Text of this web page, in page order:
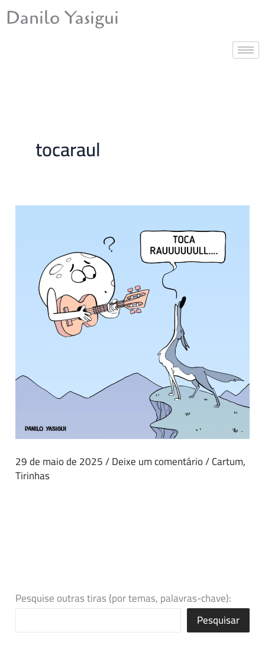
para
Danilo Yasigui
tocaraul
29 de maio de 2025/Deixe um comentário/Cartum,
Tirinhas
Pesquise outras tiras (por temas, palavras-chave):
Pesquisar